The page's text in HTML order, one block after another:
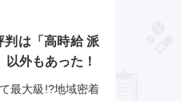
判は「高時給 派
外もあった！
最大級!?地域密着